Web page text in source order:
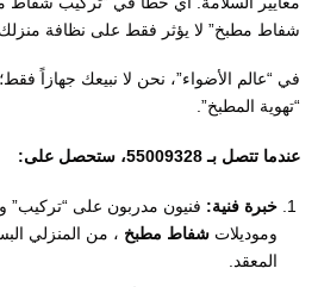
شفاط مطبخ” لا يؤثر فقط على نظافة
في “عالم الأضواء”، نحن لا نبيعك جهازاً
“تهوية المطبخ”.
عندما تتصل بـ 55009328، ستحصل على:
خبرة فنية: فنيون مدربون على “تركيب” و
وموديلات شفاط مطبخ ، من المنزلي
المعقد.